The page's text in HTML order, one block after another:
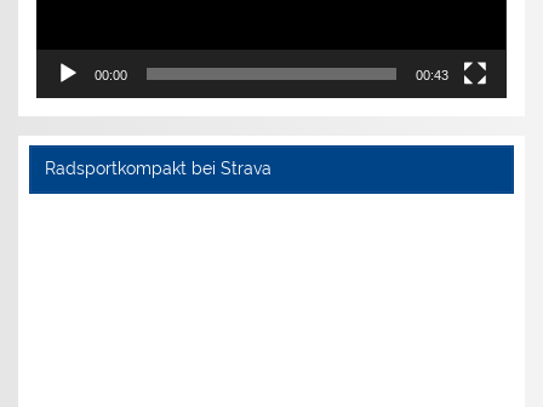
00:00 00:43
Radsportkompakt bei Strava